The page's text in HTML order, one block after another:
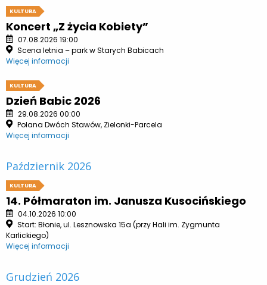
KULTURA
Koncert „Z życia Kobiety”
07.08.2026 19:00
Scena letnia – park w Starych Babicach
Więcej informacji
KULTURA
Dzień Babic 2026
29.08.2026 00:00
Polana Dwóch Stawów, Zielonki-Parcela
Więcej informacji
Październik 2026
KULTURA
14. Półmaraton im. Janusza Kusocińskiego
04.10.2026 10:00
Start: Błonie, ul. Lesznowska 15a (przy Hali im. Zygmunta
Karlickiego)
Więcej informacji
Grudzień 2026